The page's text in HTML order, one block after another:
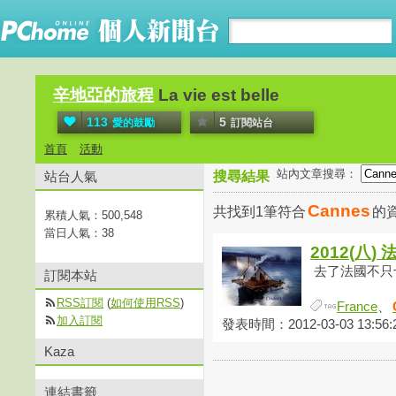
辛地亞的旅程 La vie est belle
113 愛的鼓勵 5 訂閱站台
首頁 活動
搜尋結果 站內文章搜尋：
共找到1筆符合Cannes 的
2012(八)
去了法國不
France
發表時間：2012-03-03
站台人氣
累積人氣： 500,548
當日人氣： 38
訂閱本站
RSS訂閱 (如何使用RSS)
加入訂閱
Kaza
連結書籤